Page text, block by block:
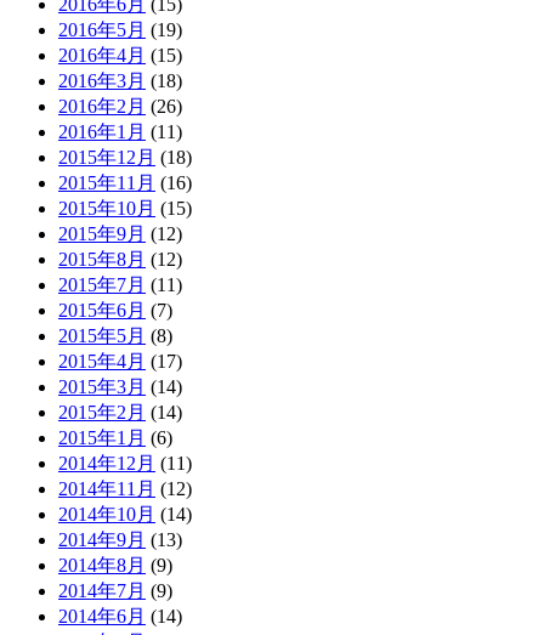
2016年5月 (19)
2016年4月 (15)
2016年3月 (18)
2016年2月 (26)
2016年1月 (11)
2015年12月 (18)
2015年11月 (16)
2015年10月 (15)
2015年9月 (12)
2015年8月 (12)
2015年7月 (11)
2015年6月 (7)
2015年5月 (8)
2015年4月 (17)
2015年3月 (14)
2015年2月 (14)
2015年1月 (6)
2014年12月 (11)
2014年11月 (12)
2014年10月 (14)
2014年9月 (13)
2014年8月 (9)
2014年7月 (9)
2014年6月 (14)